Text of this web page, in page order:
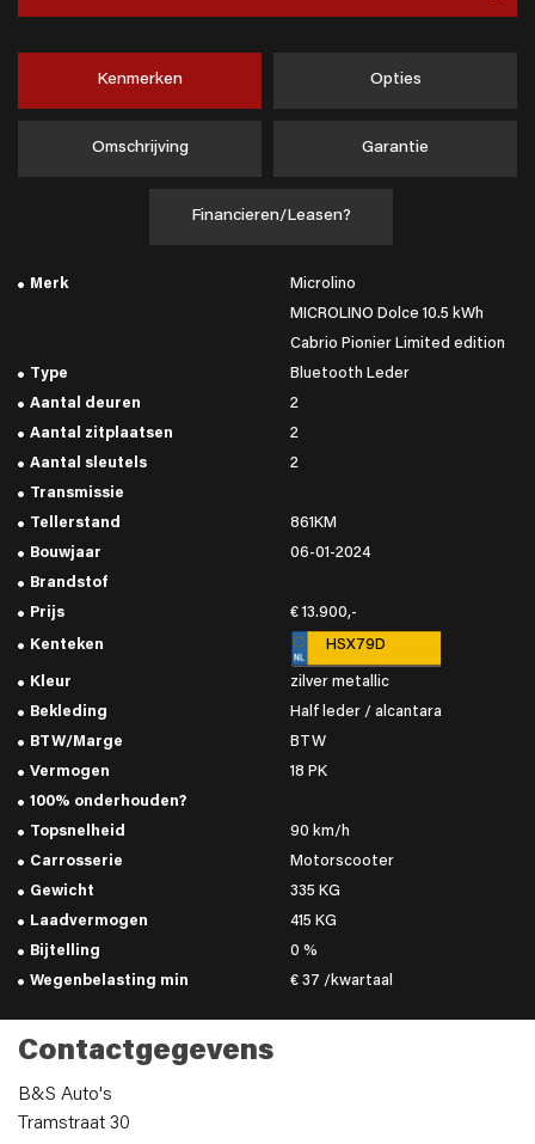
Kenmerken Opties
Omschrijving Garantie
Financieren/Leasen?
Merk Microlino
Type
MICROLINO Dolce 10.5 kWh
Cabrio Pionier Limited edition
Bluetooth Leder
Aantal deuren
2
Aantal zitplaatsen
2
Aantal sleutels
2
Transmissie
Tellerstand
861KM
Bouwjaar
06-01-2024
Brandstof
Prijs
€ 13.900,-
Kenteken HSX79D
Kleur
zilver metallic
Bekleding
Half leder / alcantara
BTW/Marge
BTW
Vermogen
18 PK
100% onderhouden?
Topsnelheid
90 km/h
Carrosserie
Motorscooter
Gewicht
335 KG
Laadvermogen
415 KG
Bijtelling
0 %
Wegenbelasting min
€ 37 /kwartaal
Contactgegevens
B&S Auto's
Tramstraat 30